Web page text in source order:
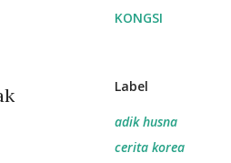
KONGSI
Label
adik husna
cerita korea